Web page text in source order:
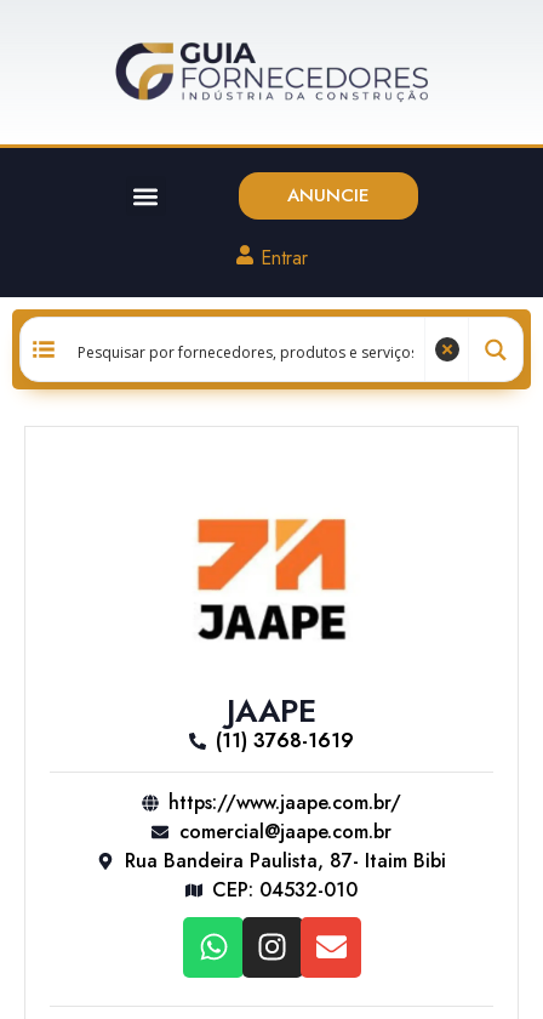
ANUNCIE
Entrar
JAAPE
(11) 3768-1619
https://www.jaape.com.br/
comercial@jaape.com.br
Rua Bandeira Paulista, 87- Itaim Bibi
CEP: 04532-010